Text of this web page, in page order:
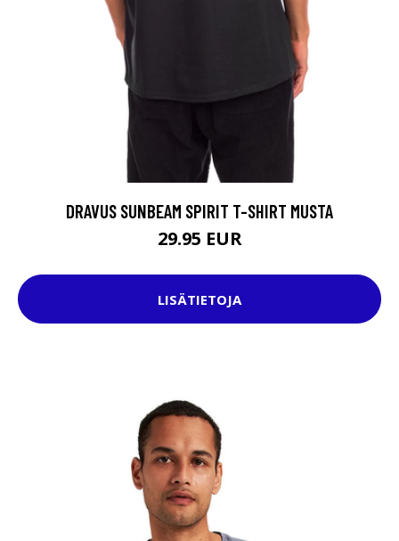
DRAVUS SUNBEAM SPIRIT T-SHIRT MUSTA
29.95 EUR
LISÄTIETOJA